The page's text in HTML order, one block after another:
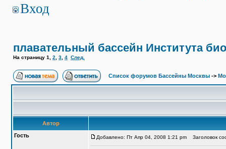
Вход
плавательный бассейн Института
На страницу 1 2 3 4 След.
Список форумов Бассейны Москвы ->
Автор
Гость
Добавлено: Пт Апр 04, 2008 1:21 pm Заголовок